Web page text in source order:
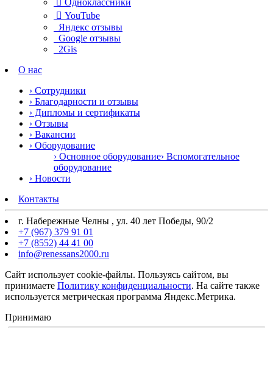
 Одноклассники
 YouTube
Яндекс отзывы
Google отзывы
2Gis
О нас
› Сотрудники
› Благодарности и отзывы
› Дипломы и сертификаты
› Отзывы
› Вакансии
› Оборудование
› Основное оборудование› Вспомогательное
оборудование
› Новости
Контакты
г. Набережные Челны , ул. 40 лет Победы, 90/2
+7 (967) 379 91 01
+7 (8552) 44 41 00
info@renessans2000.ru
Сайт использует cookie-файлы. Пользуясь сайтом, вы
принимаете Политику конфиденциальности. На сайте также
используется метрическая программа Яндекс.Метрика.
Принимаю